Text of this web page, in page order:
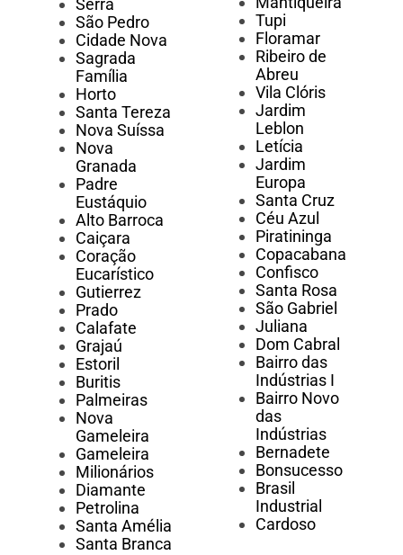
Serra
São Pedro
Cidade Nova
Sagrada
Família
Horto
Santa Tereza
Nova Suíssa
Nova
Granada
Padre
Eustáquio
Alto Barroca
Caiçara
Coração
Eucarístico
Gutierrez
Prado
Calafate
Grajaú
Estoril
Buritis
Palmeiras
Nova
Gameleira
Gameleira
Milionários
Diamante
Petrolina
Santa Amélia
Santa Branca
Tupi
Floramar
Ribeiro de
Abreu
Vila Clóris
Jardim
Leblon
Letícia
Jardim
Europa
Santa Cruz
Céu Azul
Piratininga
Copacabana
Confisco
Santa Rosa
São Gabriel
Juliana
Dom Cabral
Bairro das
Indústrias I
Bairro Novo
das
Indústrias
Bernadete
Bonsucesso
Brasil
Industrial
Cardoso